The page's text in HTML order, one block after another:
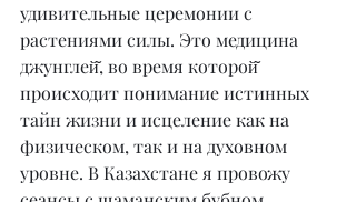
удивительные церемонии с
растениями силы. Это медицина
джунглей̆, во время которой̆
происходит понимание истинных
тайн жизни и исцеление как на
физическом, так и на духовном
уровне. В Казахстане я провожу